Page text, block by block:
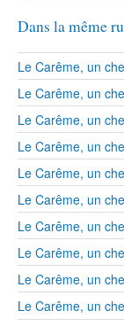
Dans la même
Le Carême, un
Le Carême, un
Le Carême, un
Le Carême, un
Le Carême, un
Le Carême, un
Le Carême, un
Le Carême, un
Le Carême, un
Le Carême, un